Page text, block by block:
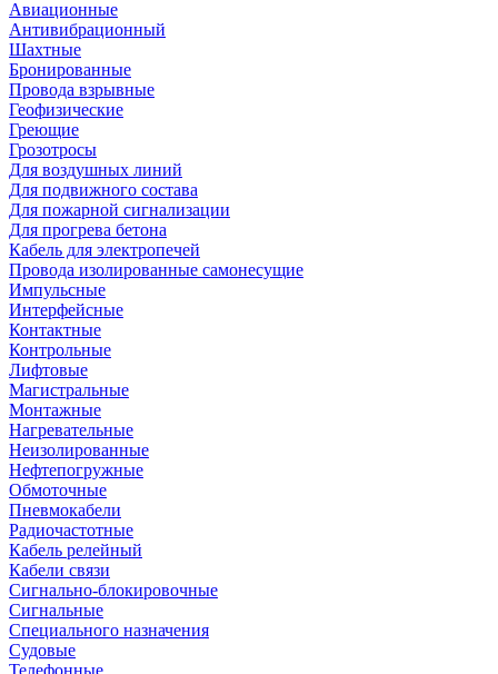
Авиационные
Антивибрационный
Шахтные
Бронированные
Провода взрывные
Геофизические
Греющие
Грозотросы
Для воздушных линий
Для подвижного состава
Для пожарной сигнализации
Для прогрева бетона
Кабель для электропечей
Провода изолированные самонесущие
Импульсные
Интерфейсные
Контактные
Контрольные
Лифтовые
Магистральные
Монтажные
Нагревательные
Неизолированные
Нефтепогружные
Обмоточные
Пневмокабели
Радиочастотные
Кабель релейный
Кабели связи
Сигнально-блокировочные
Сигнальные
Специального назначения
Судовые
Телефонные